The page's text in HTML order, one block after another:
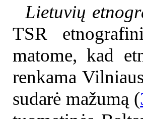
Lietuvių
TSR
matome, kad
renkama
sudarė mažumą (